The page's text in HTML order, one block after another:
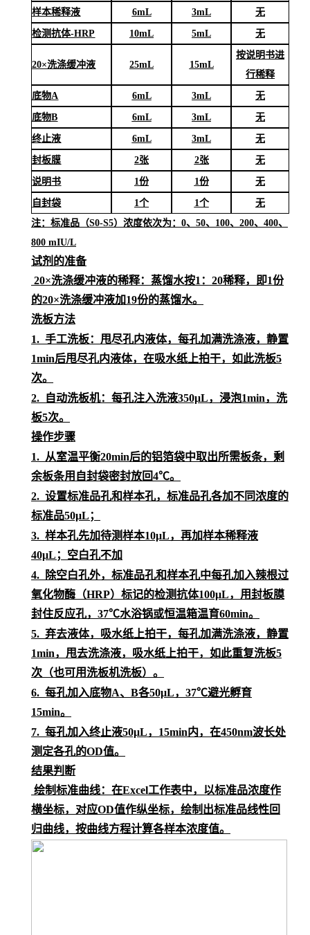
样本稀释液 6mL 3mL 无
检测抗体-HRP 10mL 5mL 无
20×洗涤缓冲液 25mL 15mL
按说明书进
行稀释
底物A 6mL 3mL 无
底物B 6mL 3mL 无
终止液 6mL 3mL 无
封板膜 2张 2张 无
说明书 1份 1份 无
自封袋 1个 1个
无
注：标准品（S0-S5）浓度依次为： 0、50、100、200、400、
800 mIU/L
试剂的准备
20×洗涤缓冲液的稀释：蒸馏水按1：20稀释，即1份
的20×洗涤缓冲液加19份的蒸馏水。
洗板方法
1. 手工洗板：甩尽孔内液体，每孔加满洗涤液，静置
1min后甩尽孔内液体，在吸水纸上拍干，如此洗板5
次。
2.
自动洗板机：每孔注入洗液350μL，浸泡1min，洗
板5次。
操作步骤
1. 从室温平衡20min后的铝箔袋中取出所需板条，剩
余板条用自封袋密封放回4℃。
2. 设置标准品孔和样本孔，标准品孔各加不同浓度的
标准品50μL；
3. 样本孔先加待测样本10μL，再加样本稀释液
40μL； 空白孔不加
4.
除空白孔外， 标准品孔和样本孔中每孔加入辣根过
氧化物酶（HRP）标记的检测抗体100μL，用封板膜
封住反应孔，37℃水浴锅或恒温箱温育60min。
5. 弃去液体，吸水纸上拍干，每孔加满洗涤液，静置
1min，甩去洗涤液，吸水纸上拍干，如此重复洗板5
次（也可用洗板机洗板）。
6. 每孔加入底物A、B各50μL，37℃避光孵育
15min。
7. 每孔加入终止液50μL，15min内，在450nm波长处
测定各孔的OD值。
结果判断
绘制标准曲线：在Excel工作表中，以标准品浓度作
横坐标，对应OD值作纵坐标，绘制出标准品线性回
归曲线，按曲线方程计算各样本浓度值。